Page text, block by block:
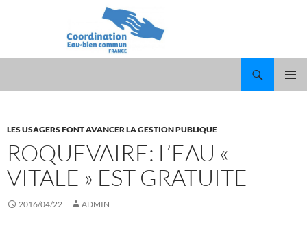
LES USAGERS FONT AVANCER LA GESTION PUBLIQUE
ROQUEVAIRE: L’EAU «
VITALE » EST GRATUITE
2016/04/22 ADMIN